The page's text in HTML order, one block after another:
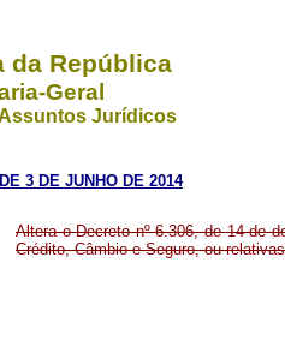
da República
Geral
Jurídicos
3 DE JUNHO DE 2014
Altera o Decreto nº 6.306, de 14 de
Crédito, Câmbio e Seguro, ou